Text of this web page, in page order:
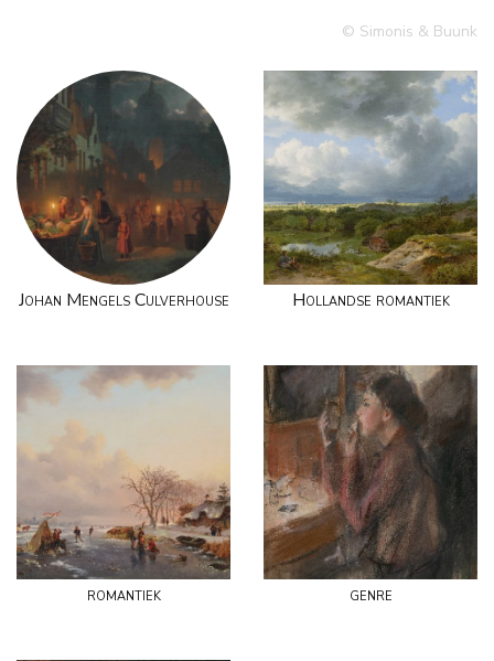
© Simonis & Buunk
Johan Mengels Culverhouse Hollandse romantiek
romantiek genre